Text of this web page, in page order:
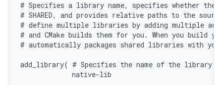
# Specifies a library name, specifies whether the
# SHARED, and provides relative paths to the
# define multiple libraries by adding multiple
# and CMake builds them for you. When you build
# automatically packages shared libraries with
add_library( # Specifies the name of the library.
             native-lib